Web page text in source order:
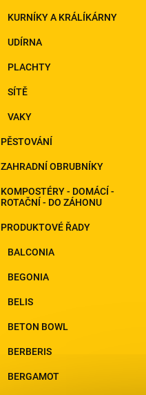
KURNÍKY A KRÁLÍKÁRNY
UDÍRNA
PLACHTY
SÍTĚ
VAKY
PĚSTOVÁNÍ
ZAHRADNÍ OBRUBNÍKY
KOMPOSTÉRY - DOMÁCÍ -
ROTAČNÍ - DO ZÁHONU
PRODUKTOVÉ ŘADY
BALCONIA
BEGONIA
BELIS
BETON BOWL
BERBERIS
BERGAMOT